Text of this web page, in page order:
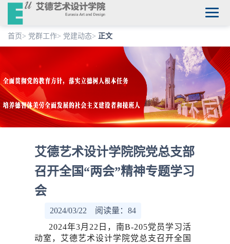
首页> 党群工作> 党建动态> 正文
艾德艺术设计学院院党总支部
召开全国“两会”精神专题学习
会
2024/03/22 阅读量：84
2024年3月22日，南B-205党员学习活
动室，艾德艺术设计学院党总支召开全国